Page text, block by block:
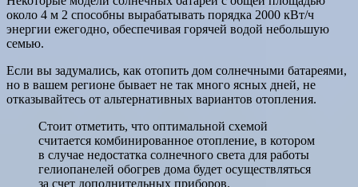
около 4 м 2 способны вырабатывать порядка 2000 кВт/ч
энергии ежегодно, обеспечивая горячей водой небольшую
семью.
Если вы задумались, как отопить дом солнечными батареями,
но в вашем регионе бывает не так много ясных дней, не
отказывайтесь от альтернативных вариантов отопления.
Стоит отметить, что оптимальной схемой
считается комбинированное отопление, в котором
в случае недостатка солнечного света для работы
гелиопанелей обогрев дома будет осуществляться
за счет дополнительных приборов.